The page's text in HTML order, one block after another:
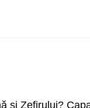
și Zefirului?